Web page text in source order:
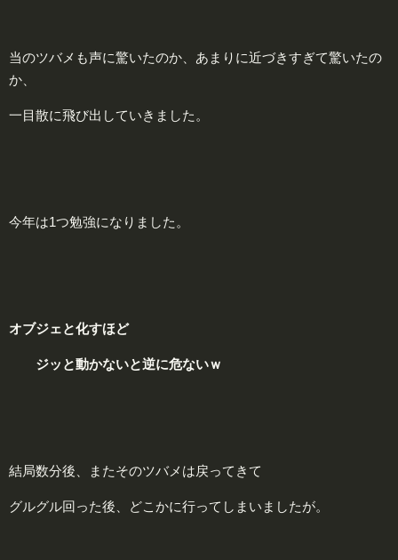
当のツバメも声に驚いたのか、あまりに近づきすぎて驚いたの
か、
一目散に飛び出していきました。
今年は1つ勉強になりました。
オブジェと化すほど
ジッと動かないと逆に危ないｗ
結局数分後、またそのツバメは戻ってきて
グルグル回った後、どこかに行ってしまいましたが。